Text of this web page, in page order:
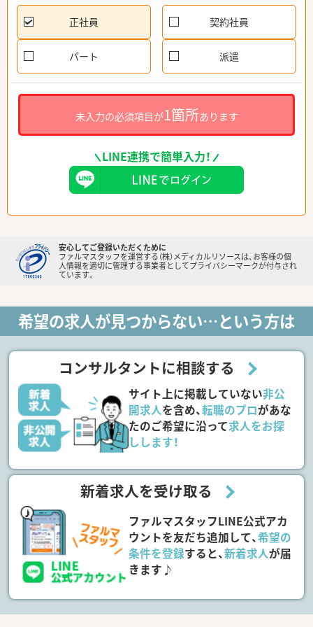
正社員 契約社員
パート 派遣
未入力の必須項目が1箇所あります
LINE連携で簡単入力！
安心してご登録いただくために
ファルマスタッフを運営する（株）メディカルリソースは、お客様の個
人情報を適切に管理する事業者としてプライバシーマークが付与され
ています。
希望の求人が見つからない…という方は
コンサルタントに相談する
サイト上に掲載していない非公
開求人を含め、転職のプロがあな
たのご希望に沿って求人をお探
しします！
新着求人を受け取る
ファルマスタッフLINE公式アカ
ウントを友だち追加して、希望の
条件を登録すると、新着求人が届
きます♪